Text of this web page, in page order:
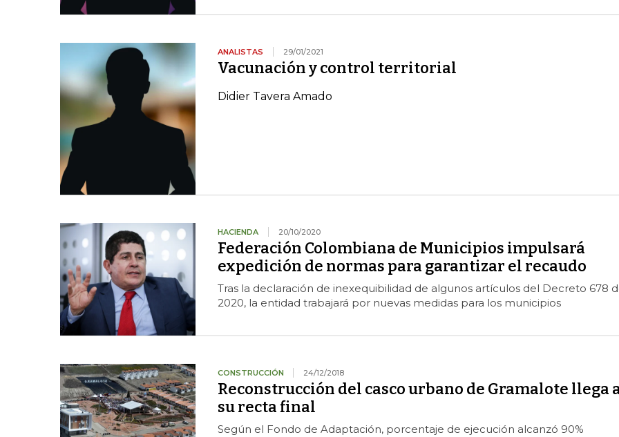
ANALISTAS 29/01/2021
Vacunación y control territorial
Didier Tavera Amado
HACIENDA 20/10/2020
Federación Colombiana de Municipios impulsará
expedición de normas para garantizar el recaudo
Tras la declaración de inexequibilidad de algunos artículos del Decreto 678
2020, la entidad trabajará por nuevas medidas para los municipios
CONSTRUCCIÓN 24/12/2018
Reconstrucción del casco urbano de Gramalote llega
su recta final
Según el Fondo de Adaptación, porcentaje de ejecución alcanzó 90%